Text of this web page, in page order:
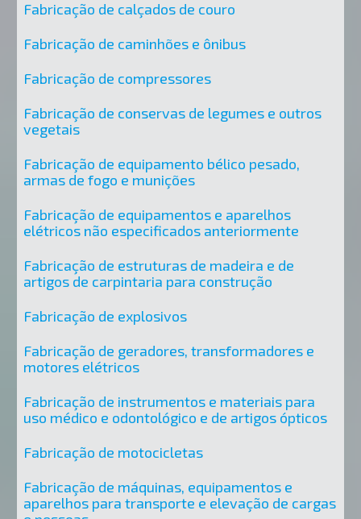
Fabricação de calçados de couro
Fabricação de caminhões e ônibus
Fabricação de compressores
Fabricação de conservas de legumes e outros
vegetais
Fabricação de equipamento bélico pesado,
armas de fogo e munições
Fabricação de equipamentos e aparelhos
elétricos não especificados anteriormente
Fabricação de estruturas de madeira e de
artigos de carpintaria para construção
Fabricação de explosivos
Fabricação de geradores, transformadores e
motores elétricos
Fabricação de instrumentos e materiais para
uso médico e odontológico e de artigos ópticos
Fabricação de motocicletas
Fabricação de máquinas, equipamentos e
aparelhos para transporte e elevação de cargas